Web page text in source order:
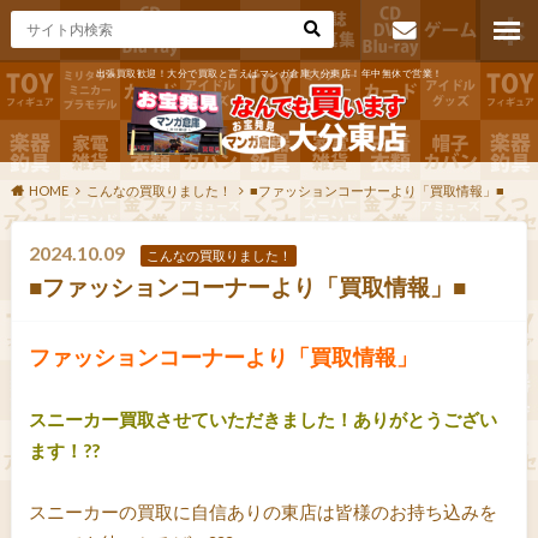
出張買取歓迎！大分で買取と言えばマンガ倉庫大分東店！年中無休で営業！
お問い合わ
せ
HOME こんなの買取りました！ ■ファッションコーナーより「買取情報」■
2024.10.09 こんなの買取りました！
■ファッションコーナーより「買取情報」■
ファッションコーナーより「買取情報」
スニーカー買取させていただきました！ありがとうござい
ます！??
スニーカーの買取に自信ありの東店は皆様のお持ち込みを